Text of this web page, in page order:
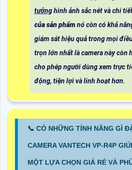
tưởnghình ảnh sắc nét và chi
của sản phẩm nó còn có khả
giám sát hiệu quả trong mọi
trọn lớn nhất là camera này còn
cho phép người dùng xem trực
động, tiện lợi và linh hoạt hơn.
📞 CÓ NHỮNG TÍNH NĂNG GÌ
CAMERA VANTECH VP-R4P
MỘT LỰA CHỌN GIÁ RẺ VÀ